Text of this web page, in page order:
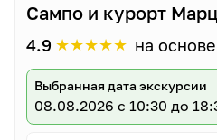
Сампо и курорт
4.9 ★★★★★ на основе
Выбранная дата экскурсии
08.08.2026 с 10:30 до